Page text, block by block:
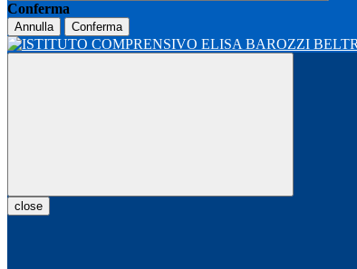
Conferma
Annulla Conferma
close